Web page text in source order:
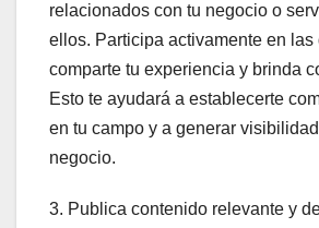
relacionados con tu negocio o
ellos. Participa activamente en las
comparte tu experiencia y brinda
Esto te ayudará a establecerte
en tu campo y a generar
negocio.
3. Publica contenido relevante y